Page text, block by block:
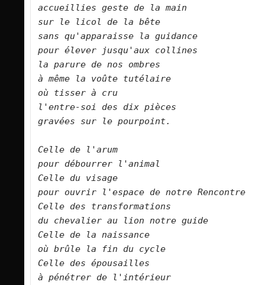
accueillies geste de la main
sur le licol de la bête
sans qu'apparaisse la guidance
pour élever jusqu'aux collines
la parure de nos ombres
à même la voûte tutélaire
où tisser à cru
l'entre-soi des dix pièces
gravées sur le pourpoint.
Celle de l'arum
pour débourrer l'animal
Celle du visage
pour ouvrir l'espace de notre Rencontre
Celle des transformations
du chevalier au lion notre guide
Celle de la naissance
où brûle la fin du cycle
Celle des épousailles
à pénétrer de l'intérieur